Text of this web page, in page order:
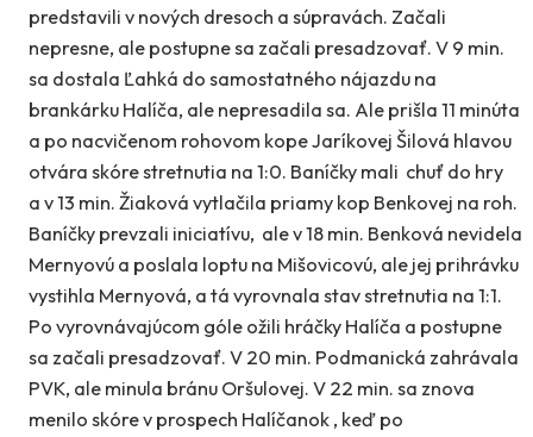
predstavili v nových dresoch a súpravách. Začali
nepresne, ale postupne sa začali presadzovať. V 9 min.
sa dostala Ľahká do samostatného nájazdu na
brankárku Halíča, ale nepresadila sa. Ale prišla 11 minúta
a po nacvičenom rohovom kope Jaríkovej Šilová hlavou
otvára skóre stretnutia na 1:0. Baníčky mali chuť do hry
a v 13 min. Žiaková vytlačila priamy kop Benkovej na roh.
Baníčky prevzali iniciatívu, ale v 18 min. Benková nevidela
Mernyovú a poslala loptu na Mišovicovú, ale jej prihrávku
vystihla Mernyová, a tá vyrovnala stav stretnutia na 1:1.
Po vyrovnávajúcom góle ožili hráčky Halíča a postupne
sa začali presadzovať. V 20 min. Podmanická zahrávala
PVK, ale minula bránu Oršulovej. V 22 min. sa znova
menilo skóre v prospech Halíčanok , keď po